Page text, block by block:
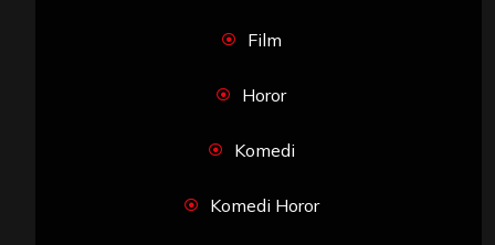
Film
Horor
Komedi
Komedi Horor